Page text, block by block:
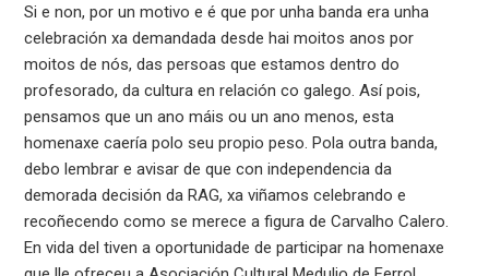
Si e non, por un motivo e é que por unha banda era unha
celebración xa demandada desde hai moitos anos por
moitos de nós, das persoas que estamos dentro do
profesorado, da cultura en relación co galego. Así pois,
pensamos que un ano máis ou un ano menos, esta
homenaxe caería polo seu propio peso. Pola outra banda,
debo lembrar e avisar de que con independencia da
demorada decisión da RAG, xa viñamos celebrando e
recoñecendo como se merece a figura de Carvalho Calero.
En vida del tiven a oportunidade de participar na homenaxe